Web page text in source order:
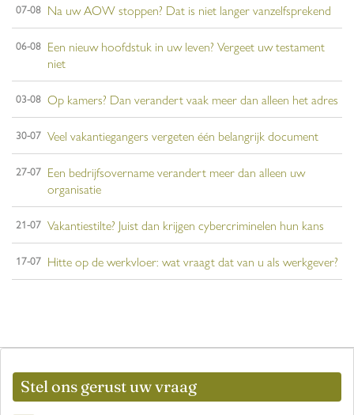
07-08 Na uw AOW stoppen? Dat is niet langer vanzelfsprekend
06-08 Een nieuw hoofdstuk in uw leven? Vergeet uw testament
niet
03-08 Op kamers? Dan verandert vaak meer dan alleen het adres
30-07 Veel vakantiegangers vergeten één belangrijk document
27-07 Een bedrijfsovername verandert meer dan alleen uw
organisatie
21-07 Vakantiestilte? Juist dan krijgen cybercriminelen hun kans
17-07 Hitte op de werkvloer: wat vraagt dat van u als werkgever?
Stel ons gerust uw vraag